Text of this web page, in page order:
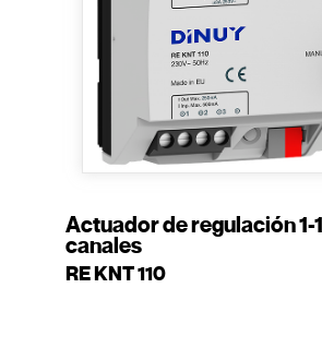
Actuador de regulación 1-
canales
RE KNT 110